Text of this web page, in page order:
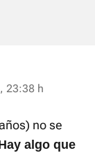
23:38 h
no se
algo que